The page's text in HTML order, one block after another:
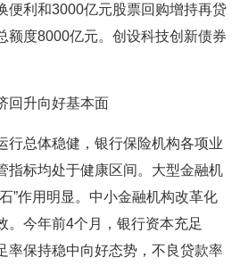
便利和3000亿元股票回购增持再贷
额度8000亿元。创设科技创新债券
升向好基本面
总体稳健，银行保险机构各项业
指标均处于健康区间。大型金融机
”作用明显。中小金融机构改革化
。今年前4个月，银行资本充足
率保持稳中向好态势，不良贷款率